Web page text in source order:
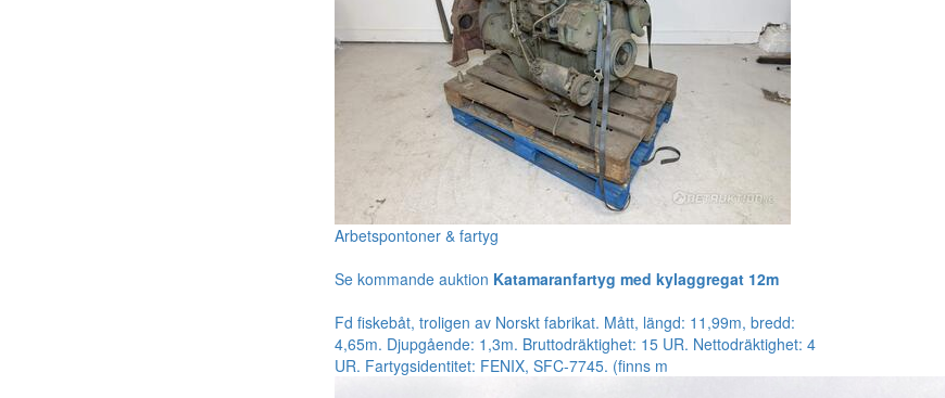
Arbetspontoner & fartyg
Se kommande auktion Katamaranfartyg med kylaggregat 12m
Fd fiskebåt, troligen av Norskt fabrikat. Mått, längd: 11,99m, bredd:
4,65m. Djupgående: 1,3m. Bruttodräktighet: 15 UR. Nettodräktighet: 4
UR. Fartygsidentitet: FENIX, SFC-7745. (finns m